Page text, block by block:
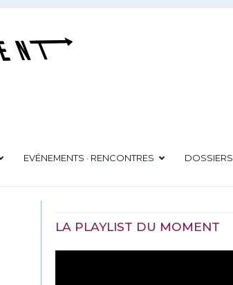
EVÉNEMENTS · RENCONTRES DOSSIERS
LA PLAYLIST DU MOMENT